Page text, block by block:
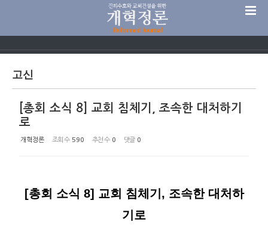
고신
[총회 소식 8] 교회 침체기, 조속한 대처하기
로
개혁정론 조회 수 590 추천 수 0 댓글 0
[총회 소식 8] 교회 침체기, 조속한 대처하
기로
Sketchbook5, 스케치북5
Sketchbook5, 스케치북5